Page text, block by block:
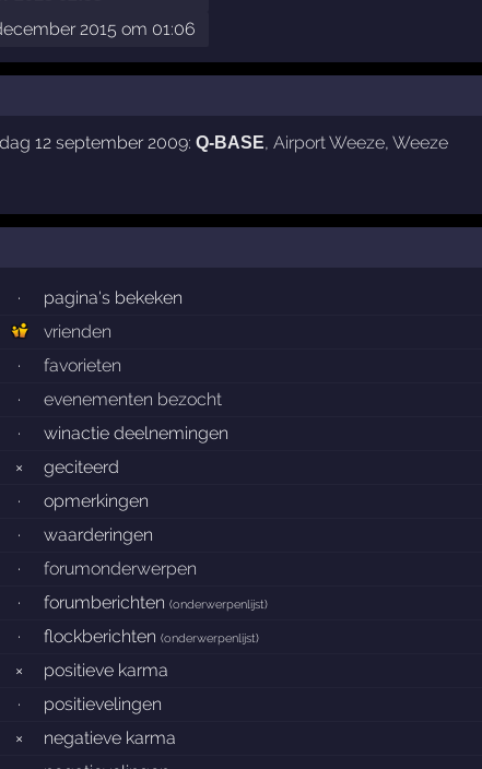
2015 om 01:06
12 september 2009: Q-BASE, Airport Weeze, Weeze
·
pagina's bekeken
vrienden
·
favorieten
·
evenementen bezocht
·
winactie deelnemingen
×
geciteerd
·
opmerkingen
·
waarderingen
·
forumonderwerpen
· forumberichten(onderwerpenlijst)
· flockberichten(onderwerpenlijst)
×
positieve karma
·
positievelingen
×
negatieve karma